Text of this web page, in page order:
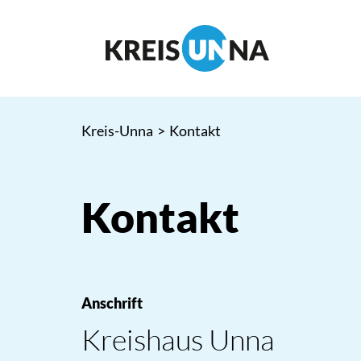
Kreis-Unna > Kontakt
Kontakt
Anschrift
Kreishaus Unna